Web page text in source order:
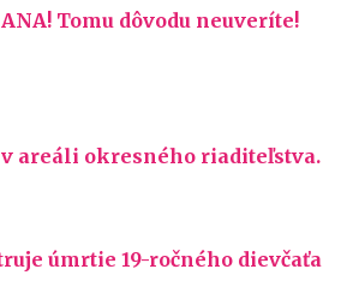
Tomu dôvodu neuveríte!
areáli okresného riaditeľstva.
úmrtie 19-ročného dievčaťa